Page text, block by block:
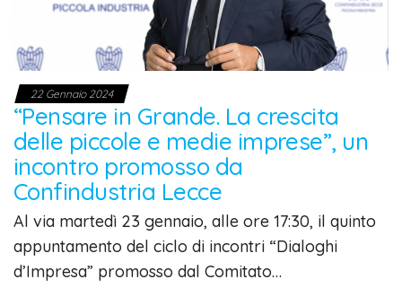
22 Gennaio 2024
“Pensare in Grande. La crescita
delle piccole e medie imprese”, un
incontro promosso da
Confindustria Lecce
Al via martedì 23 gennaio, alle ore 17:30, il quinto
appuntamento del ciclo di incontri “Dialoghi
d’Impresa” promosso dal Comitato…